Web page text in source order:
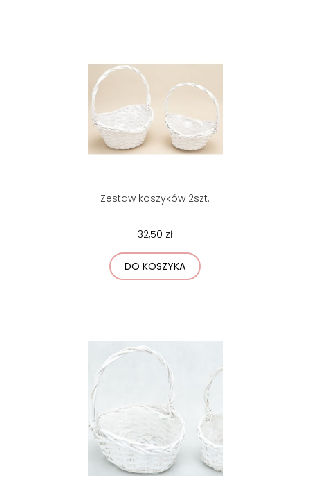
Zestaw koszyków 2szt.
32,50 zł
DO KOSZYKA